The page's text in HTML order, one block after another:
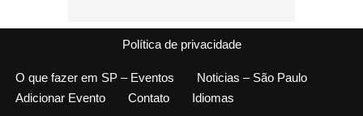
Política de privacidade
O que fazer em SP – Eventos
Noticias – São Paulo
Adicionar Evento
Contato Idiomas